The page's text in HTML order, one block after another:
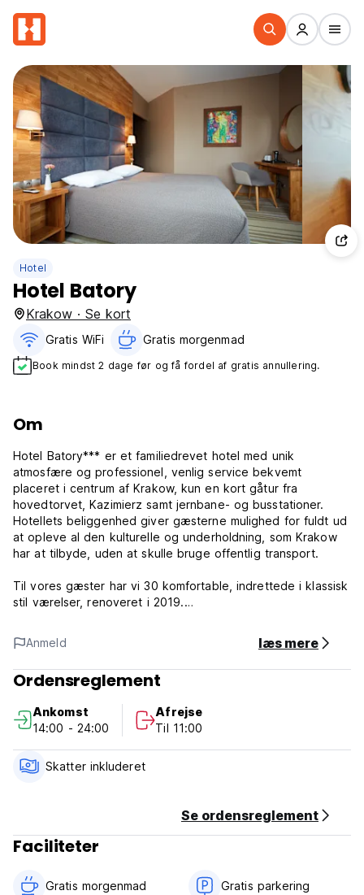
Hotel
Hotel Batory
Krakow · Se kort
Gratis WiFi Gratis morgenmad‎
Book mindst 2 dage før og få fordel af gratis annullering.
Om
Hotel Batory*** er et familiedrevet hotel med unik
atmosfære og professionel, venlig service bekvemt
placeret i centrum af Krakow, kun en kort gåtur fra
hovedtorvet, Kazimierz samt jernbane- og busstationer.
Hotellets beliggenhed giver gæsterne mulighed for fuldt ud
at opleve al den kulturelle og underholdning, som Krakow
har at tilbyde, uden at skulle bruge offentlig transport.
Til vores gæster har vi 30 komfortable, indrettede i klassisk
stil værelser, renoveret i 2019.
Til vores motoriserede gæster tilbyder vi en gratis
overvåget parkering. Reservation er ikke mulig.
Hotellet tilbyder gratis trådløs internetservice.
Hotellet er handicapvenligt. (Auto-translated from original
language)
Anmeld læs mere
Ordensreglement
Ankomst
14:00 - 24:00
Afrejse
Til 11:00
Skatter inkluderet
Se ordensreglement
Faciliteter
Gratis morgenmad‎ Gratis parkering